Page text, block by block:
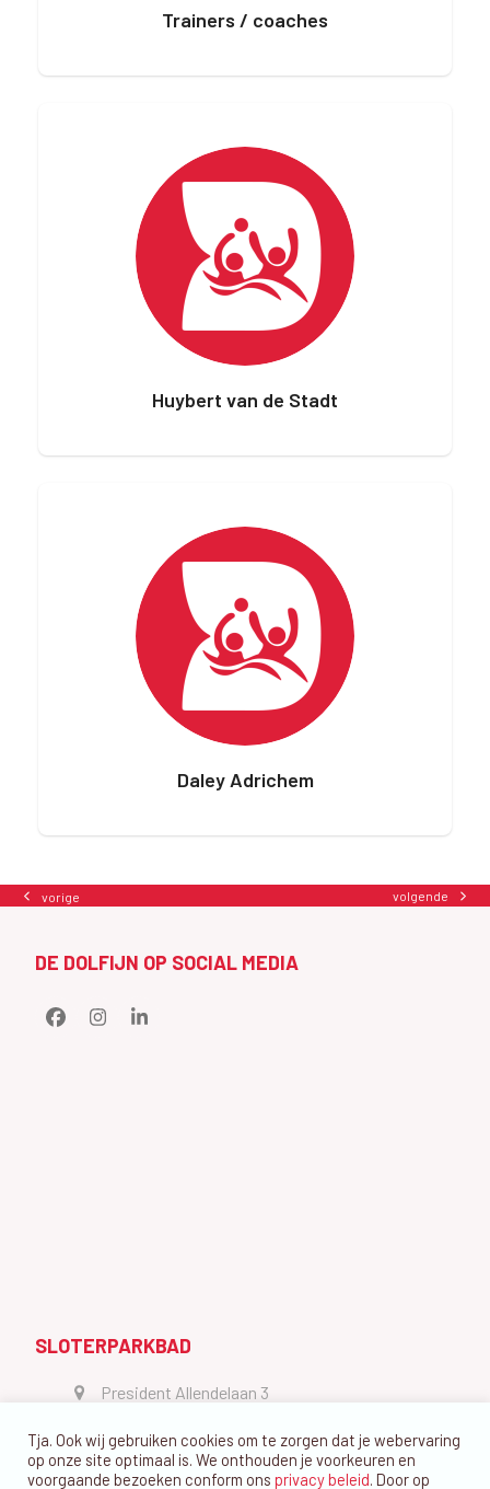
Trainers / coaches
Huybert van de Stadt
Daley Adrichem
previous
vorige
next
volgende
DE DOLFIJN OP SOCIAL MEDIA
FacebookInstagramLinkedIn
SLOTERPARKBAD
President Allendelaan 3
vragen@dedolfijn.com
Tja. Ook wij gebruiken cookies om te zorgen dat je webervaring
op onze site optimaal is. We onthouden je voorkeuren en
voorgaande bezoeken conform ons privacy beleid. Door op